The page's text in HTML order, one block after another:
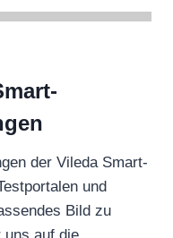
der Vileda Smart-
und
Bild zu